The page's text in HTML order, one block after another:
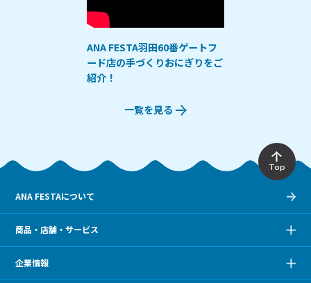
ANA FESTA羽田60番ゲートフ
ード店の手づくりおにぎりをご
紹介！
一覧を見る
Top
ANA FESTAについて
商品・店舗・サービス
企業情報